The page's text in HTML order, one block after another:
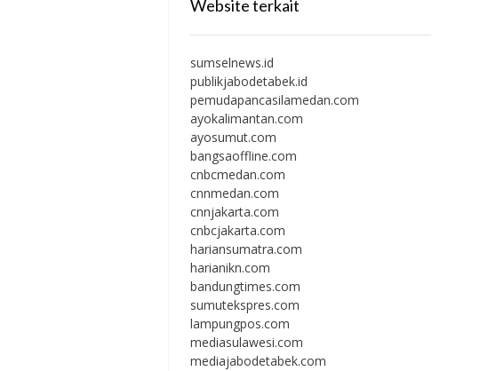
Website terkait
sumselnews.id
publikjabodetabek.id
pemudapancasilamedan.com
ayokalimantan.com
ayosumut.com
bangsaoffline.com
cnbcmedan.com
cnnmedan.com
cnnjakarta.com
cnbcjakarta.com
hariansumatra.com
harianikn.com
bandungtimes.com
sumutekspres.com
lampungpos.com
mediasulawesi.com
mediajabodetabek.com